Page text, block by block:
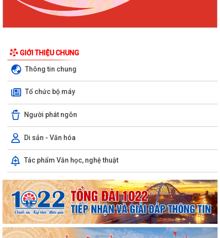
GIỚI THIỆU CHUNG
Thông tin chung
Tổ chức bộ máy
Người phát ngôn
Di sản - Văn hóa
Tác phẩm Văn học, nghệ thuật